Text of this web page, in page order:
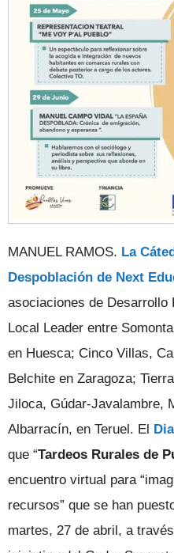
MANUEL RAMOS. La
Despoblación de Next
asociaciones de Desarrollo
Local Leader entre
en Huesca; Cinco Villas,
Belchite en Zaragoza;
Jiloca, Gúdar-Javalambre,
Albarracín, en Teruel. El
que “Tardeos Rurales de
encuentro virtual para
recursos” que se han
martes, 27 de abril, a